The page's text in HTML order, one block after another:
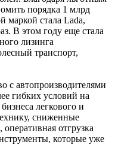
порядка 1 млрд
маркой стала Lada,
В этом году еще стала
лизинга
транспорт,
с автопроизводителями
гибких условий на
легкового и
сниженные
отгрузка
которые уже